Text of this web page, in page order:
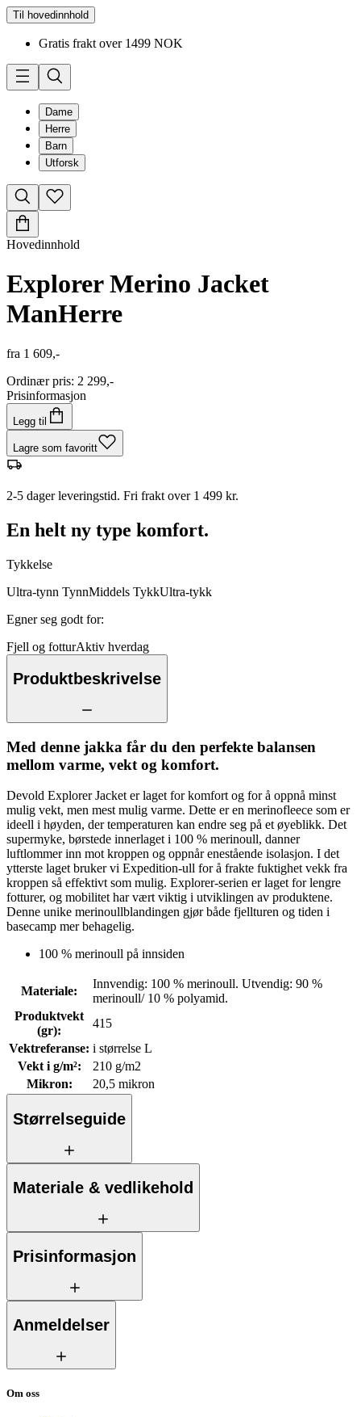
Til hovedinnhold
Gratis frakt over 1499 NOK
Dame
Herre
Barn
Utforsk
Hovedinnhold
Explorer Merino Jacket
ManHerre
fra 1 609,-
Ordinær pris: 2 299,-
Prisinformasjon
Legg til
Lagre som favoritt
2-5 dager leveringstid. Fri frakt over 1 499 kr.
En helt ny type komfort.
Tykkelse
Ultra-tynn TynnMiddels TykkUltra-tykk
Egner seg godt for:
Fjell og fotturAktiv hverdag
Produktbeskrivelse
Med denne jakka får du den perfekte balansen
mellom varme, vekt og komfort.
Devold Explorer Jacket er laget for komfort og for å oppnå minst
mulig vekt, men mest mulig varme. Dette er en merinofleece som er
ideell i høyden, der temperaturen kan endre seg på et øyeblikk. Det
supermyke, børstede innerlaget i 100 % merinoull, danner
luftlommer inn mot kroppen og oppnår enestående isolasjon. I det
ytterste laget bruker vi Expedition-ull for å frakte fuktighet vekk fra
kroppen så effektivt som mulig. Explorer-serien er laget for lengre
fotturer, og mobilitet har vært viktig i utviklingen av produktene.
Denne unike merinoullblandingen gjør både fjellturen og tiden i
basecamp mer behagelig.
100 % merinoull på innsiden
Materiale:
Innvendig: 100 % merinoull. Utvendig: 90 %
merinoull/ 10 % polyamid.
Produktvekt
(gr):
415
Vektreferanse: i størrelse L
Vekt i g/m²:
210 g/m2
Mikron: 20,5 mikron
Størrelseguide
Materiale & vedlikehold
Prisinformasjon
Anmeldelser
Om oss